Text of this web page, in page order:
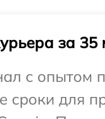
за 35
с опытом
сроки для